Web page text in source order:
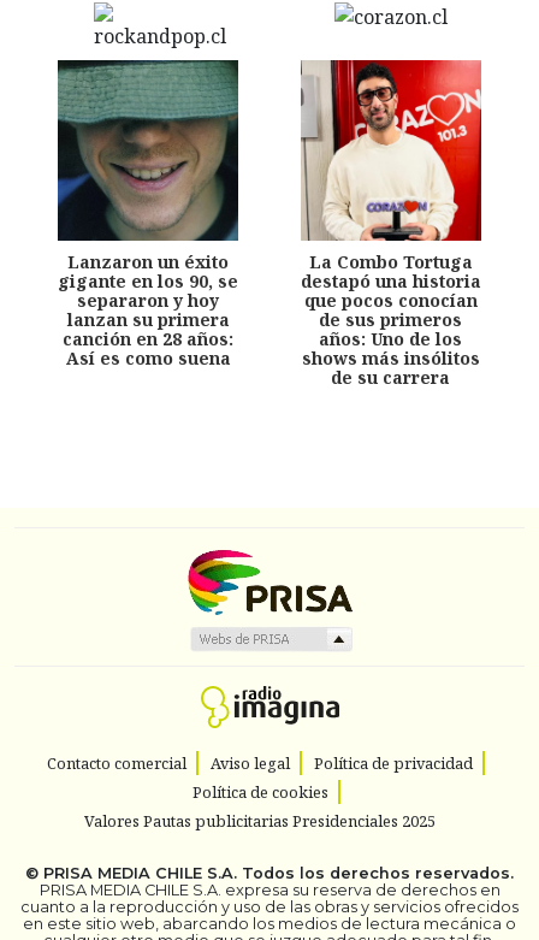
Lanzaron un éxito
gigante en los 90, se
separaron y hoy
lanzan su primera
canción en 28 años:
Así es como suena
La Combo Tortuga
destapó una historia
que pocos conocían
de sus primeros
años: Uno de los
shows más insólitos
de su carrera
Contacto comercial Aviso legal
Política de privacidad
Política de cookies
Valores Pautas publicitarias Presidenciales 2025
© PRISA MEDIA CHILE S.A. Todos los derechos reservados.
PRISA MEDIA CHILE S.A. expresa su reserva de derechos en
cuanto a la reproducción y uso de las obras y servicios ofrecidos
en este sitio web, abarcando los medios de lectura mecánica o